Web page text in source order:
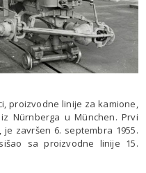
proizvodne linije za kamione,
Nürnberga u München. Prvi
završen 6. septembra 1955.
sa proizvodne linije 15.